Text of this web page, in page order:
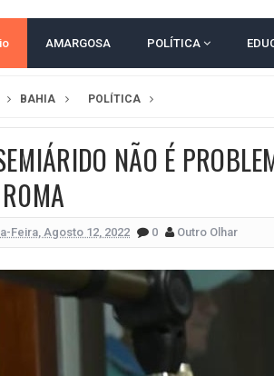
BAHIA E CORINTHIANS EMPATAM EM JOGO
NO CENTRO DE AMARGOSA, JUSTIÇA ELEITORAL
VITÓRIA GOLEIA O ATHLETICO-PR POR 4 A 0 NO
AMARGOSA POLÍTICA
BAHIA POLÍTICA
NÃO É
Feira, Agosto 12, 2022 0 Outro Olhar